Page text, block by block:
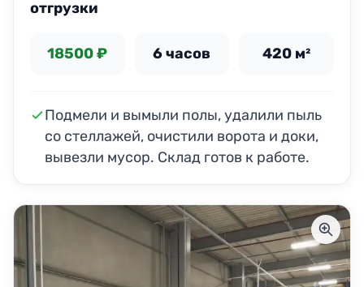
отгрузки
18500 ₽ 6 часов 420 м²
Подмели и вымыли полы, удалили пыль
со стеллажей, очистили ворота и доки,
вывезли мусор. Склад готов к работе.